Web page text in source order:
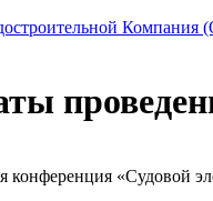
конференция